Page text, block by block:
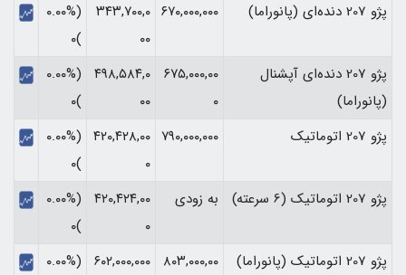
پژو 207 دنده‌ای (پانوراما)
۶۷۰,۰۰۰,۰۰۰ ۳۴۳,۷۰۰,۰
۰۰
(۰.۰۰%
)۰
پژو 207 دنده‌ای آپشنال
(پانوراما)
۶۷۵,۰۰۰,۰۰
۰
۴۹۸,۵۸۴,۰
۰۰
(۰.۰۰%
)۰
پژو 207 اتوماتیک
۷۹۰,۰۰۰,۰۰۰ ۴۲۰,۴۲۸,۰۰
۰
(۰.۰۰%
)۰
پژو 207 اتوماتیک (6 سرعته)
به زودی
۴۲۰,۴۲۴,۰۰
۰
(۰.۰۰%
)۰
پژو 207 اتوماتیک (پانوراما)
۸۰۳,۰۰۰,۰۰
۶۰۲,۰۰۰,۰۰۰
(۰.۰۰%